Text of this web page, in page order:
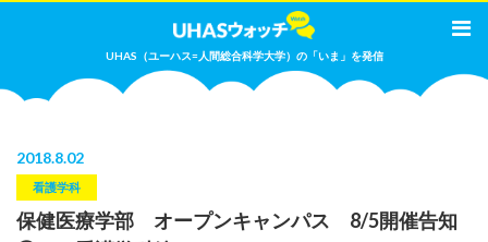
UHAS（ユーハス=人間総合科学大学）の「いま」を発信
2018.8.02
看護学科
保健医療学部 オープンキャンパス 8/5開催告知